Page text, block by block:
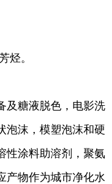
烃。
及糖液脱色，电影洗
泡沫，模塑泡沫和硬
性涂料助溶剂，聚氨
产物作为城市净化水